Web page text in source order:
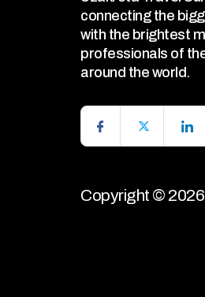
connecting the
with the brightest
professionals of
around the world.
Copyright © 2026